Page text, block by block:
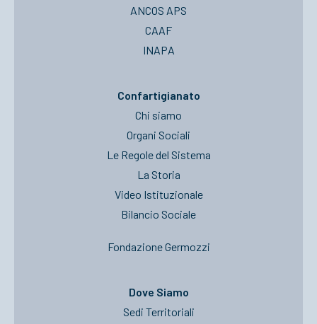
ANCOS APS
CAAF
INAPA
Confartigianato
Chi siamo
Organi Sociali
Le Regole del Sistema
La Storia
Video Istituzionale
Bilancio Sociale
Fondazione Germozzi
Dove Siamo
Sedi Territoriali